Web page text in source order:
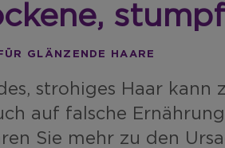
GLÄNZENDE HAARE
strohiges Haar
auf falsche
Sie mehr zu den